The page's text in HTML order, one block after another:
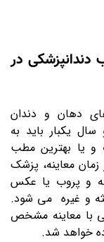
دندانپزشکی در
دهان و دندان
یکبار باید به
و یا بهترین مطب
معاینه، پزشک
و پروب یا عکس
و غیره می شود.
با معاینه مشخص
خواهد شد.